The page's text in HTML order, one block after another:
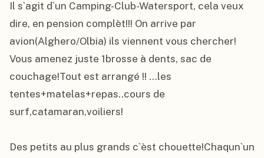
Il s`agit d`un Camping-Club-Watersport, cela veux
dire, en pension complèt!!! On arrive par
avion(Alghero/Olbia) ils viennent vous chercher!
Vous amenez juste 1brosse à dents, sac de
couchage!Tout est arrangé !! ...les
tentes+matelas+repas..cours de
surf,catamaran,voiliers!
Des petits au plus grands c`èst chouette!Chaqun`un